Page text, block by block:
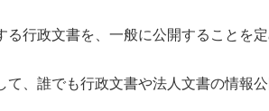
る行政文書を、一般に公開することを
、誰でも行政文書や法人文書の情報